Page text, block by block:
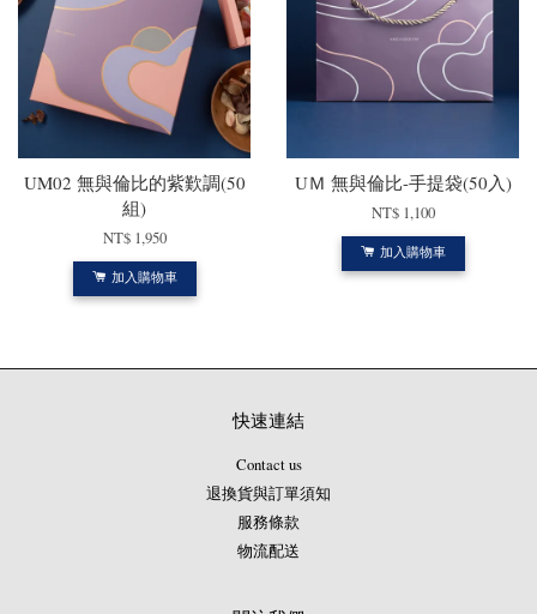
UM02 無與倫比的紫歎調(50
組)
NT$ 1,950
加入購物車
UＭ 無與倫比-手提袋(50入)
NT$ 1,100
加入購物車
快速連結
Contact us
退換貨與訂單須知
服務條款
物流配送